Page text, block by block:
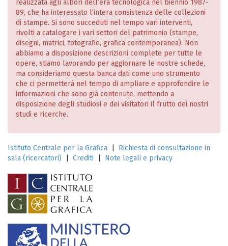
realizzata agli albori dell’era tecnologica nel biennio 1987-
89, che ha interessato l’intera consistenza delle collezioni
di stampe. Si sono succeduti nel tempo vari interventi,
rivolti a catalogare i vari settori del patrimonio (stampe,
disegni, matrici, fotografie, grafica contemporanea). Non
abbiamo a disposizione descrizioni complete per tutte le
opere, stiamo lavorando per aggiornare le nostre schede,
ma consideriamo questa banca dati come uno strumento
che ci permetterà nel tempo di ampliare e approfondire le
informazioni che sono già contenute, mettendo a
disposizione degli studiosi e dei visitatori il frutto dei nostri
studi e ricerche.
Istituto Centrale per la Grafica
Richiesta di consultazione in
sala (ricercatori)
Crediti Note legali e privacy